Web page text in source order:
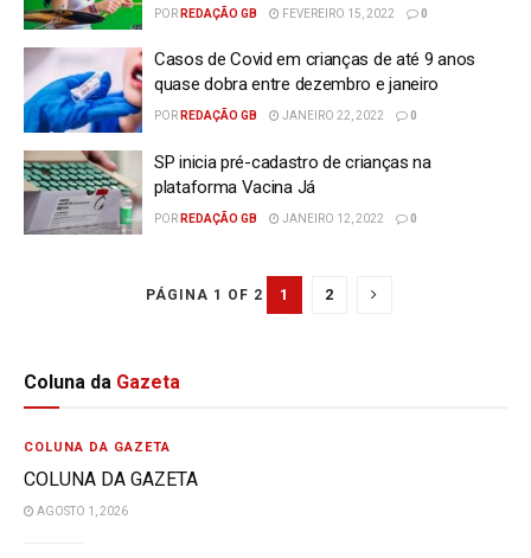
POR REDAÇÃO GB FEVEREIRO 15, 2022 0
Casos de Covid em crianças de até 9 anos
quase dobra entre dezembro e janeiro
POR REDAÇÃO GB JANEIRO 22, 2022 0
SP inicia pré-cadastro de crianças na
plataforma Vacina Já
POR REDAÇÃO GB JANEIRO 12, 2022 0
PÁGINA 1 OF 2 1 2
Coluna da Gazeta
COLUNA DA GAZETA
COLUNA DA GAZETA
AGOSTO 1, 2026